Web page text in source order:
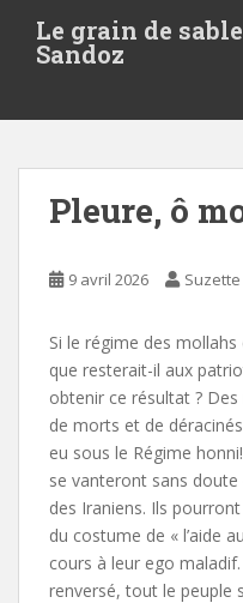
t
Le grain de
Sandoz
Pleure, ô
9 avril 2026
Si le régime des
que resterait-il aux
obtenir ce résultat ?
de morts et de
eu sous le Régime
se vanteront sans doute
des Iraniens. Ils
du costume de « l’aide
cours à leur ego
renversé, tout le peuple